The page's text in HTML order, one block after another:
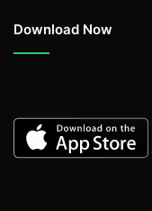
Download Now